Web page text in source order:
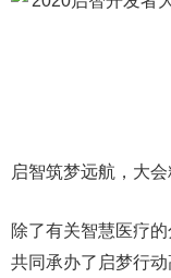
启智筑梦远航，大
除了有关智慧医疗
共同承办了启梦行